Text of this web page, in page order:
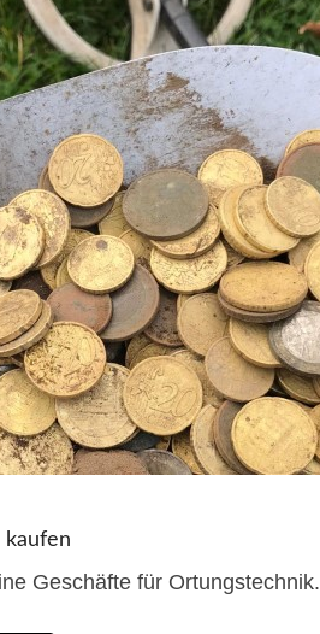
Geschäfte für Ortungstechnik.